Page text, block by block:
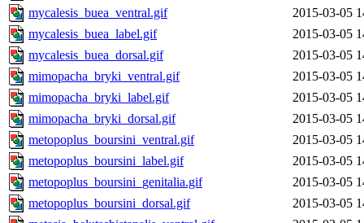
mycalesis_buea_ventral.gif
2015-03-05
mycalesis_buea_label.gif
2015-03-05
mycalesis_buea_dorsal.gif
2015-03-05
mimopacha_bryki_ventral.gif
2015-03-05
mimopacha_bryki_label.gif
2015-03-05
mimopacha_bryki_dorsal.gif
2015-03-05
metopoplus_boursini_ventral.gif
2015-03-05
metopoplus_boursini_label.gif
2015-03-05
metopoplus_boursini_genitalia.gif
2015-03-05
metopoplus_boursini_dorsal.gif
2015-03-05